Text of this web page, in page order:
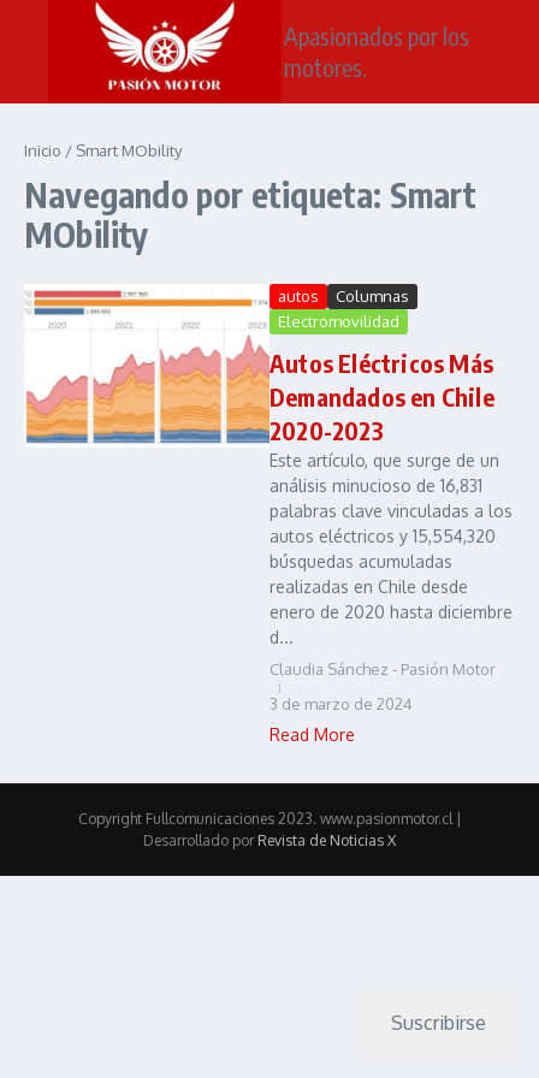
Saltar al contenido
Apasionados por los
motores.
Inicio / Smart MObility
Navegando por etiqueta: Smart
MObility
autos
Columnas
Electromovilidad
Autos Eléctricos Más
Demandados en Chile
2020-2023
Este artículo, que surge de un
análisis minucioso de 16,831
palabras clave vinculadas a los
autos eléctricos y 15,554,320
búsquedas acumuladas
realizadas en Chile desde
enero de 2020 hasta diciembre
d...
Claudia Sánchez - Pasión Motor
3 de marzo de 2024
Read More
Copyright Fullcomunicaciones 2023. www.pasionmotor.cl |
Desarrollado por Revista de Noticias X
Suscribirse